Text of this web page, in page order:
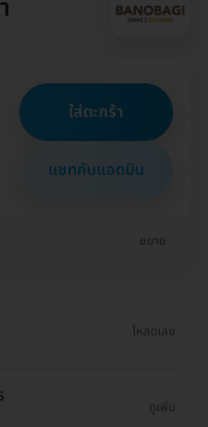
ใส่ตะกร้า
แชทกับแอดมิน
ขยาย
โหลดเลย
ดูเพิ่ม